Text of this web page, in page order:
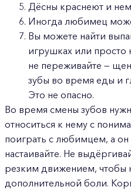
Дёсны краснеют и
Иногда любимец
Вы можете найти
игрушках или просто
не переживайте —
зубы во время еды и
Это не опасно.
Во время смены зубов
относиться к нему с
поиграть с любимцем, а он
настаивайте. Не
резким движением, чтобы
дополнительной боли.